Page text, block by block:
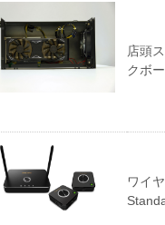
店頭
クボ
ワイ